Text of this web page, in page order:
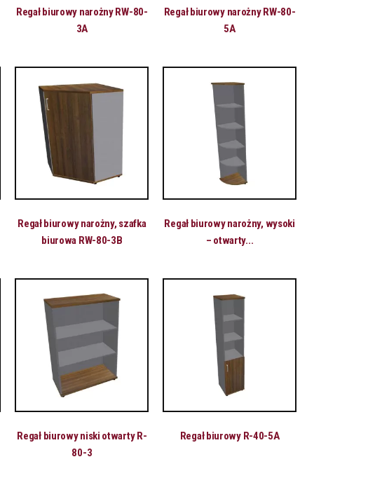
Regał biurowy narożny RW-80-
3A
Regał biurowy narożny RW-80-
5A
Regał biurowy narożny, szafka
biurowa RW-80-3B
Regał biurowy narożny, wysoki
– otwarty...
Regał biurowy niski otwarty R-
80-3
Regał biurowy R-40-5A